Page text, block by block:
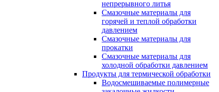
непрерывного литья
Смазочные материалы для
горячей и теплой обработки
давлением
Смазочные материалы для
прокатки
Смазочные материалы для
холодной обработки давлением
Продукты для термической обработки
Водосмешиваемые полимерные